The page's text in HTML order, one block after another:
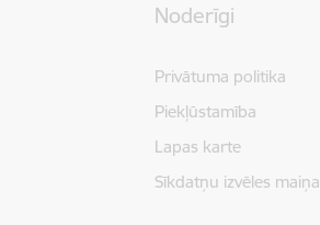
Noderīgi
Privātuma politika
Piekļūstamība
Lapas karte
Sīkdatņu izvēles maiņa